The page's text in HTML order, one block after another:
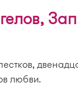
любви.